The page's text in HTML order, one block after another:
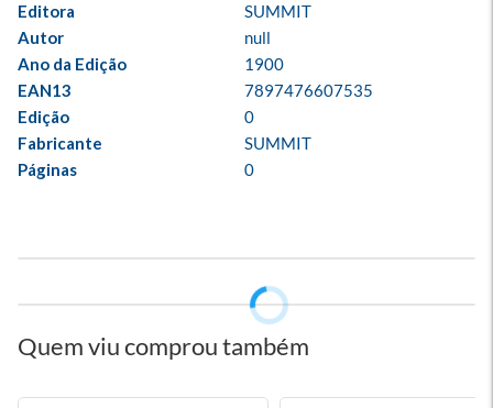
Editora
SUMMIT
Autor
null
Ano da Edição
1900
EAN13
7897476607535
Edição
0
Fabricante
SUMMIT
Páginas
0
Quem viu comprou também